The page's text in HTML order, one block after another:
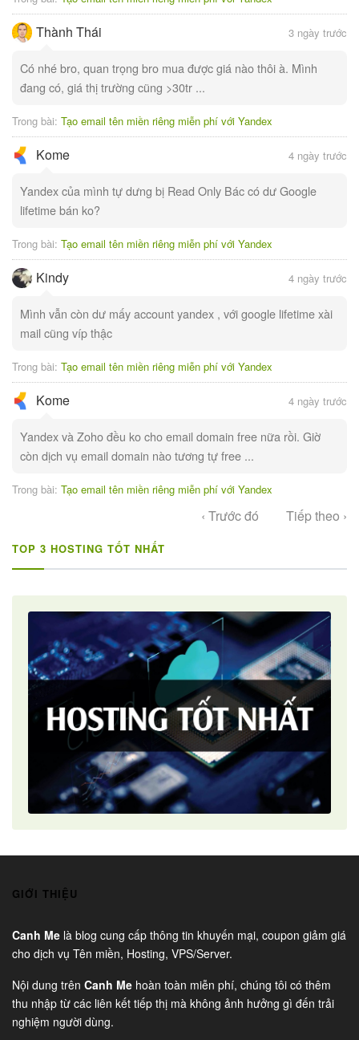
Thành Thái 3 ngày trước
Có nhé bro, quan trọng bro mua được giá nào thôi à. Mình
đang có, giá thị trường cũng >30tr ...
Trong bài: Tạo email tên miền riêng miễn phí với Yandex
Kome 4 ngày trước
Yandex của mình tự dưng bị Read Only Bác có dư Google
lifetime bán ko?
Trong bài: Tạo email tên miền riêng miễn phí với Yandex
Kindy 4 ngày trước
Mình vẫn còn dư mấy account yandex , với google lifetime xài
mail cũng víp thậc
Trong bài: Tạo email tên miền riêng miễn phí với Yandex
Kome 4 ngày trước
Yandex và Zoho đều ko cho email domain free nữa rồi. Giờ
còn dịch vụ email domain nào tương tự free ...
Trong bài: Tạo email tên miền riêng miễn phí với Yandex
‹ Trước đó Tiếp theo ›
TOP 3 HOSTING TỐT NHẤT
GIỚI THIỆU
Canh Melà blog cung cấp thông tin khuyến mại, coupon giảm giá
cho dịch vụ Tên miền, Hosting, VPS/Server.
Nội dung trên Canh Mehoàn toàn miễn phí, chúng tôi có thêm
thu nhập từ các liên kết tiếp thị mà không ảnh hưởng gì đến trải
nghiệm người dùng.